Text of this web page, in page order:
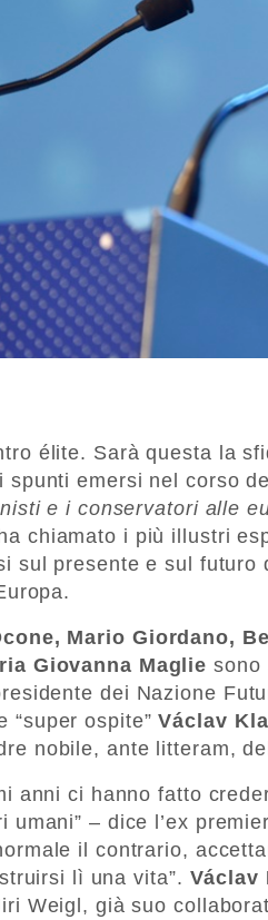
élite. Sarà questa la
spunti emersi nel corso
e i conservatori alle
chiamato i più illustri
sul presente e sul
Mario Giordano,
Giovanna Maglie sono
dei Nazione
“super ospite”Václav
nobile, ante litteram,
anni ci hanno fatto
umani” – dice l’ex
il contrario,
lì una vita”. Václav
Weigl, già suo